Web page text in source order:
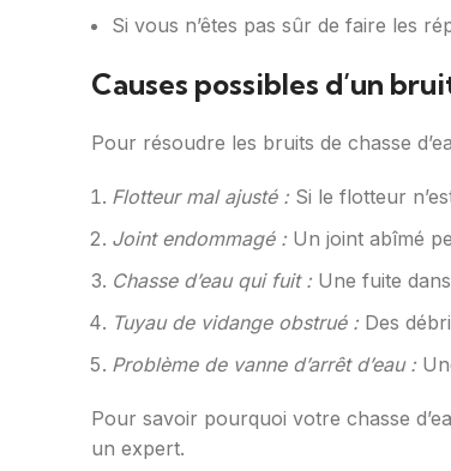
Si vous n’êtes pas sûr de faire les
Causes possibles d’un
Pour résoudre les bruits de chasse
Flotteur mal ajusté : Si le flotteur
Joint endommagé : Un joint abîmé
Chasse d’eau qui fuit : Une fuite
Tuyau de vidange obstrué : Des
Problème de vanne d’arrêt d’eau :
Pour savoir pourquoi votre chasse
un expert.